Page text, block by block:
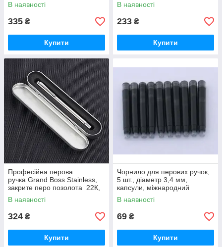
В наявності
335 ₴
Купити
В наявності
233 ₴
Купити
Професійна перова
ручка Grand Boss Stainless,
закрите перо позолота 22К,
преміумкласу з футляром.
В наявності
324 ₴
Купити
Чорнило для перових ручок,
5 шт., діаметр 3,4 мм,
капсули, міжнародний
стандарт. Чорні
В наявності
69 ₴
Купити